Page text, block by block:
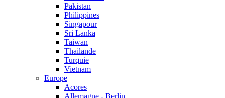
Pakistan
Philippines
Singapour
Sri Lanka
Taiwan
Thailande
Turquie
Vietnam
Europe
Acores
Allemagne - Berlin